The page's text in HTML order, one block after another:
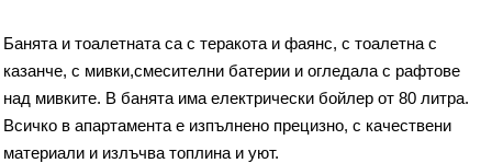
Банята и тоалетната са с теракота и фаянс, с тоалетна с
казанче, с мивки,смесителни батерии и огледала с рафтове
над мивките. В банята има електрически бойлер от 80 литра.
Всичко в апартамента е изпълнено прецизно, с качествени
материали и излъчва топлина и уют.